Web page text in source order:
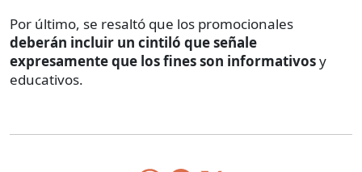
Por último, se resaltó que los promocionales
deberán incluir un cintiló que señale
expresamente que los fines son informativosy
educativos.